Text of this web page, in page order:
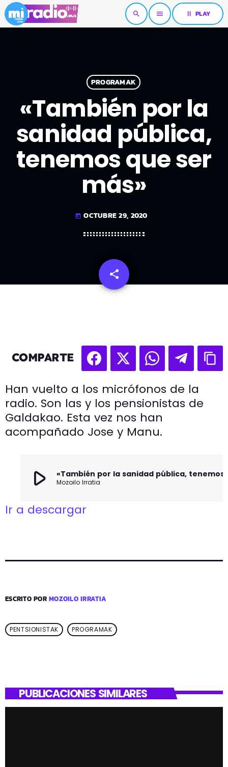
search menu pause PLAY
PROGRAMAK
«También por la
sanidad pública,
tenemos que ser
más»
today OCTUBRE 29, 2020
share
email
COMPARTE
Han vuelto a los micrófonos de la
radio. Son las y los pensionistas de
Galdakao. Esta vez nos han
acompañado Jose y Manu.
play_arrow Mozoilo Irratia
Ir a descargar
ESCRITO PORMOZOILO IRRATIA
PENTSIONISTAK PROGRAMAK
PUBLICACIONES SIMILARES